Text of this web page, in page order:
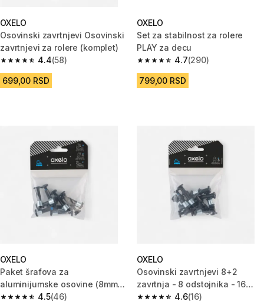
OXELO
Osovinski zavrtnjevi Osovinski
zavrtnjevi za rolere (komplet)
4.4
4.4 od 5 zvezdica from 58 Recenzije
(58)
699,00 RSD
OXELO
Set za stabilnost za rolere
PLAY za decu
4.7
4.7 od 5 zvezdica from 290
(290)
799,00 RSD
OXELO
Paket šrafova za
aluminijumske osovine (8mm, 9
komada) 4.5
4.5 od 5 zvezdica from 46 Recenzije
(46)
OXELO
Osovinski zavrtnjevi 8+2
zavrtnja - 8 odstojnika - 16
spoljnih odstojnika
4.6
4.6 od 5 zvezdica from 16
(16)